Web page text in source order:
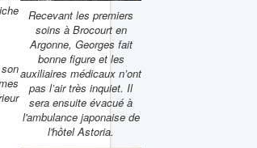
Recevant les premiers
soins à Brocourt en
Argonne, Georges fait
bonne figure et les
auxiliaires médicaux n’ont
pas l’air très inquiet. Il
sera ensuite évacué à
l'ambulance japonaise de
l'hôtel Astoria.